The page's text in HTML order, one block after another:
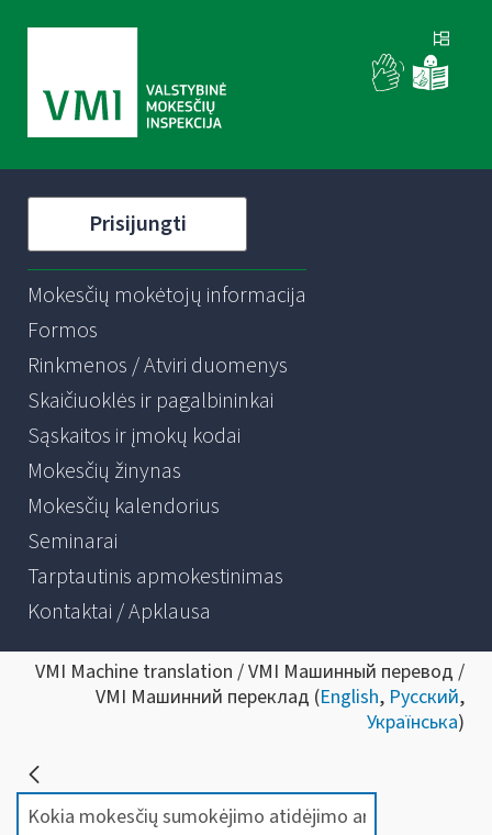
Prisijungti
Mokesčių mokėtojų informacija
Formos
Rinkmenos / Atviri duomenys
Skaičiuoklės ir pagalbininkai
Sąskaitos ir įmokų kodai
Mokesčių žinynas
Mokesčių kalendorius
Seminarai
Tarptautinis apmokestinimas
Kontaktai / Apklausa
VMI Machine translation / VMI Машинный перевод /
VMI Машинний переклад (English, Русский,
Українська)